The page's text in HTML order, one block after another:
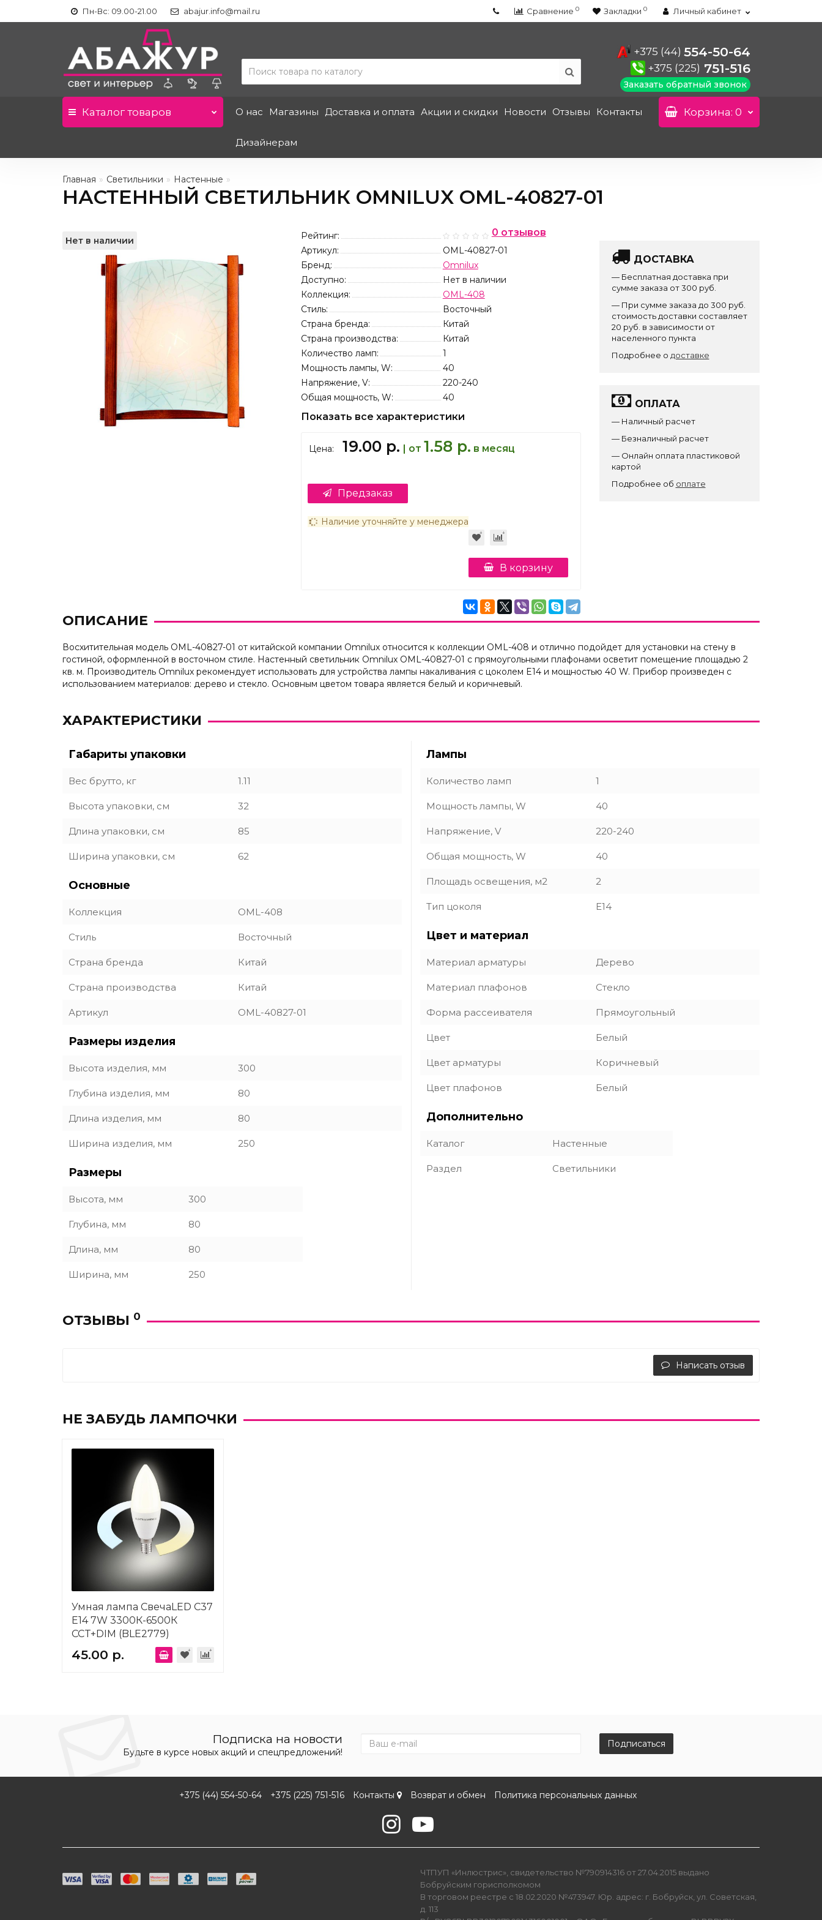
Пн-Вс: 09.00-21.00 abajur.info@mail.ru Сравнение 0 Закладки 0 Личный кабинет
+375 (44) 554-50-64
+375 (225) 751-516
Заказать обратный звонок
Каталогтоваров О нас Магазины Доставка и оплата Акции и скидки Новости Отзывы Контакты
Дизайнерам
Корзина: 0
Главная Светильники Настенные
НАСТЕННЫЙ СВЕТИЛЬНИК OMNILUX OML-40827-01
Нет в наличии Рейтинг: 0 отзывов
Артикул:
OML-40827-01
Бренд:
Omnilux
Доступно:
Нет в наличии
Коллекция:
OML-408
Стиль:
Восточный
Страна бренда:
Китай
Страна производства:
Китай
Количество ламп:
1
Мощность лампы, W:
40
Напряжение, V:
220-240
Общая мощность, W:
40
Показать все характеристики
Цена: 19.00 р. | от 1.58 р. в месяц
Предзаказ
Наличие уточняйте у менеджера
В корзину
ДОСТАВКА
— Бесплатная доставка при
сумме заказа от 300 руб.
— При сумме заказа до 300 руб.
стоимость доставки составляет
20 руб. в зависимости от
населенного пункта
Подробнее о доставке
ОПЛАТА
— Наличный расчет
— Безналичный расчет
— Онлайн оплата пластиковой
картой
Подробнее об оплате
ОПИСАНИЕ
Восхитительная модель OML-40827-01 от китайской компании Omnilux относится к коллекции OML-408 и отлично подойдет для установки на стену в
гостиной, оформленной в восточном стиле. Настенный светильник Omnilux OML-40827-01 с прямоугольными плафонами осветит помещение площадью 2
кв. м. Производитель Omnilux рекомендует использовать для устройства лампы накаливания с цоколем E14 и мощностью 40 W. Прибор произведен с
использованием материалов: дерево и стекло. Основным цветом товара является белый и коричневый.
ХАРАКТЕРИСТИКИ
Габариты упаковки
Вес брутто, кг 1.11
Высота упаковки, см 32
Длина упаковки, см 85
Ширина упаковки, см 62
Основные
Коллекция OML-408
Стиль Восточный
Страна бренда Китай
Страна производства Китай
Артикул OML-40827-01
Размеры изделия
Высота изделия, мм 300
Глубина изделия, мм 80
Длина изделия, мм 80
Ширина изделия, мм 250
Размеры
Высота, мм 300
Глубина, мм 80
Длина, мм 80
Ширина, мм 250
Лампы
Количество ламп 1
Мощность лампы, W 40
Напряжение, V 220-240
Общая мощность, W 40
Площадь освещения, м2 2
Тип цоколя E14
Цвет и материал
Материал арматуры Дерево
Материал плафонов Стекло
Форма рассеивателя Прямоугольный
Цвет Белый
Цвет арматуры Коричневый
Цвет плафонов Белый
Дополнительно
Каталог Настенные
Раздел Светильники
ОТЗЫВЫ 0
Написать отзыв
НЕ ЗАБУДЬ ЛАМПОЧКИ
Умная лампа СвечаLED C37
Е14 7W 3300К-6500К
CCT+DIM (BLE2779)
Elektrostandard a071005
45.00 р.
Подписка на новости
Будьте в курсе новых акций и спецпредложений!
Подписаться
+375 (44) 554-50-64 +375 (225) 751-516 Контакты Возврат и обмен Политика персональных данных
ЧТПУП «Инлюстрис», свидетельство №790914316 от 27.04.2015 выдано
Бобруйским горисполкомом
В торговом реестре с 18.02.2020 №473947. Юр. адрес: г. Бобруйск, ул. Советская,
д. 113